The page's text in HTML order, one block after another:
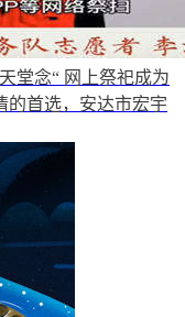
堂念“ 网上祭祀成为
的首选，安达市宏宇